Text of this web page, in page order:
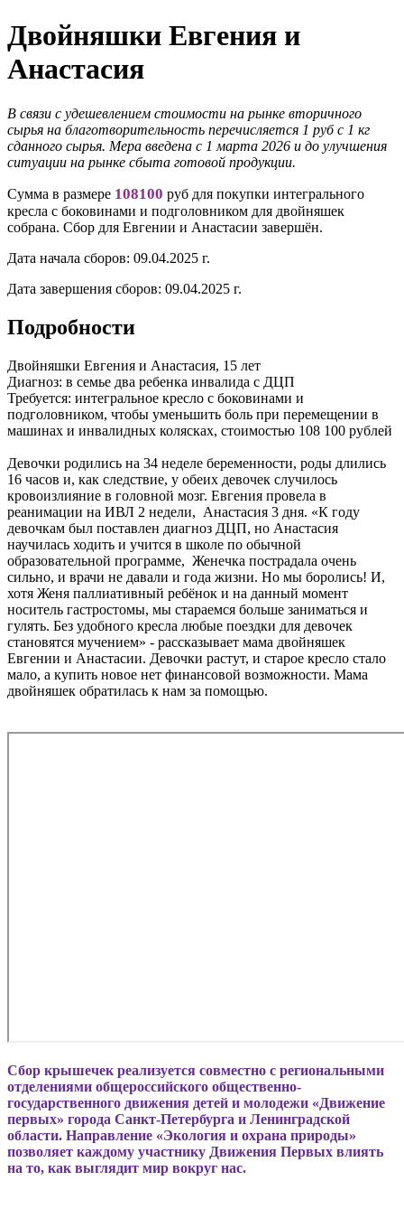
Двойняшки Евгения и
Анастасия
В связи с удешевлением стоимости на рынке вторичного
сырья на благотворительность перечисляется 1 руб с 1 кг
сданного сырья. Мера введена с 1 марта 2026 и до улучшения
ситуации на рынке сбыта готовой продукции.
Сумма в размере 108100 руб для покупки интегрального
кресла с боковинами и подголовником для двойняшек
собрана. Сбор для Евгении и Анастасии завершён.
Дата начала сборов: 09.04.2025 г.
Дата завершения сборов: 09.04.2025 г.
Подробности
Двойняшки Евгения и Анастасия, 15 лет
Диагноз: в семье два ребенка инвалида с ДЦП
Требуется: интегральное кресло с боковинами и
подголовником, чтобы уменьшить боль при перемещении в
машинах и инвалидных колясках, стоимостью 108 100 рублей
Девочки родились на 34 неделе беременности, роды длились
16 часов и, как следствие, у обеих девочек случилось
кровоизлияние в головной мозг. Евгения провела в
реанимации на ИВЛ 2 недели, Анастасия 3 дня. «К году
девочкам был поставлен диагноз ДЦП, но Анастасия
научилась ходить и учится в школе по обычной
образовательной программе, Женечка пострадала очень
сильно, и врачи не давали и года жизни. Но мы боролись! И,
хотя Женя паллиативный ребёнок и на данный момент
носитель гастростомы, мы стараемся больше заниматься и
гулять. Без удобного кресла любые поездки для девочек
становятся мучением» - рассказывает мама двойняшек
Евгении и Анастасии. Девочки растут, и старое кресло стало
мало, а купить новое нет финансовой возможности. Мама
двойняшек обратилась к нам за помощью.
Сбор крышечек реализуется совместно с региональными
отделениями общероссийского общественно-
государственного движения детей и молодежи «Движение
первых» города Санкт-Петербурга и Ленинградской
области. Направление «Экология и охрана природы»
позволяет каждому участнику Движения Первых влиять
на то, как выглядит мир вокруг нас.